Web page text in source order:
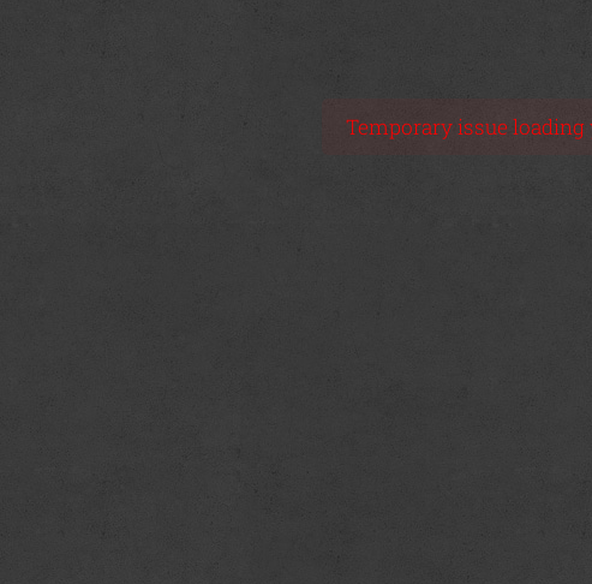
Temporary issue loading